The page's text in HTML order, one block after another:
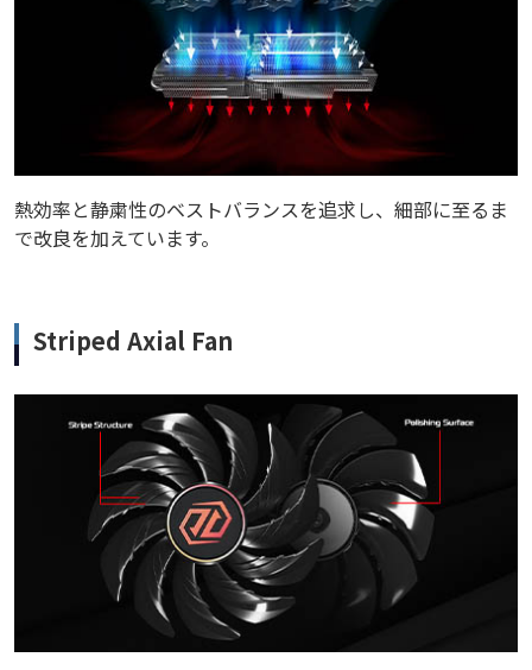
熱効率と静粛性のベストバランスを追求し、細部に至るま
で改良を加えています。
Striped Axial Fan